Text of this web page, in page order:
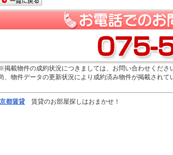
掲載物件の成約状況につきましては、お問い合わせくださ
、物件データの更新状況により成約済み物件が掲載され
京都賃貸 賃貸のお部屋探しはおまかせ！